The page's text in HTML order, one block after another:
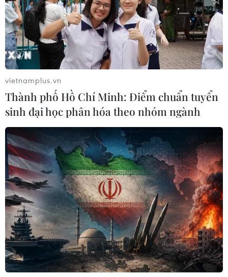
vietnamplus.vn
Thành phố Hồ Chí Minh: Điểm chuẩn tuyển
sinh đại học phân hóa theo nhóm ngành